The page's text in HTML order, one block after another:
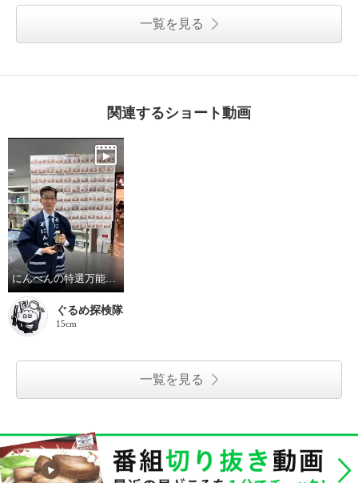
一覧を見る
関連するショート動画
にんべんの特選万能つゆ
ぐるめ探検隊
15cm
一覧を見る